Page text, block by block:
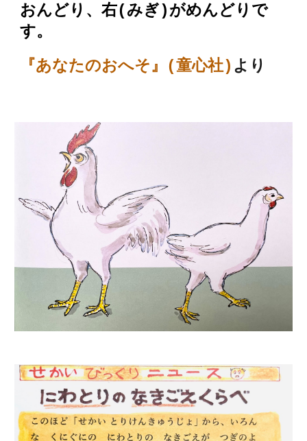
おんどり、右(みぎ)がめんどりで
す。
『あなたのおへそ』(童心社) より